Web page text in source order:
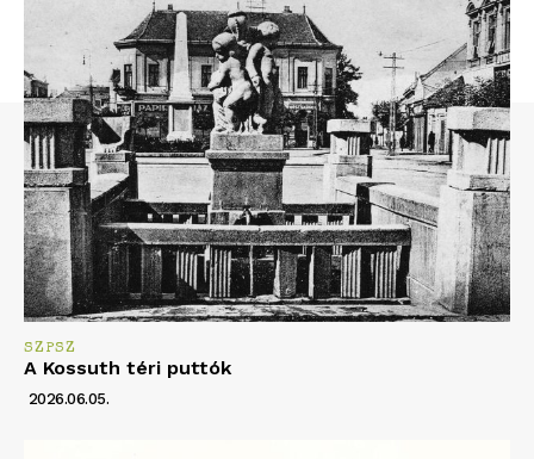
SZPSZ
A Kossuth téri puttók
2026.06.05.